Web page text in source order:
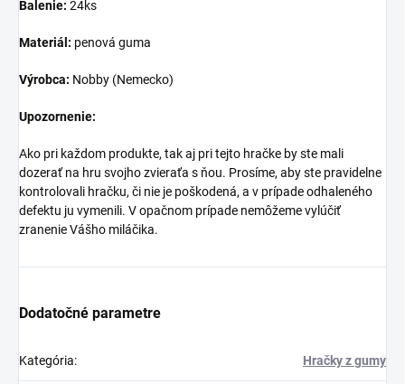
Balenie: 24ks
Materiál: penová guma
Výrobca: Nobby (Nemecko)
Upozornenie:
Ako pri každom produkte, tak aj pri tejto hračke by ste mali
dozerať na hru svojho zvieraťa s ňou. Prosíme, aby ste pravidelne
kontrolovali hračku, či nie je poškodená, a v prípade odhaleného
defektu ju vymenili. V opačnom prípade nemôžeme vylúčiť
zranenie Vášho miláčika.
Dodatočné parametre
Kategória: Hračky z gumy